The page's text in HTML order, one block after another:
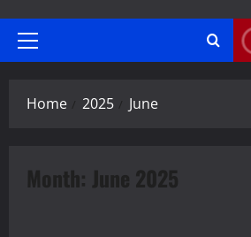
Primary
Home 2025 June
Month: June 2025
Thông Báo